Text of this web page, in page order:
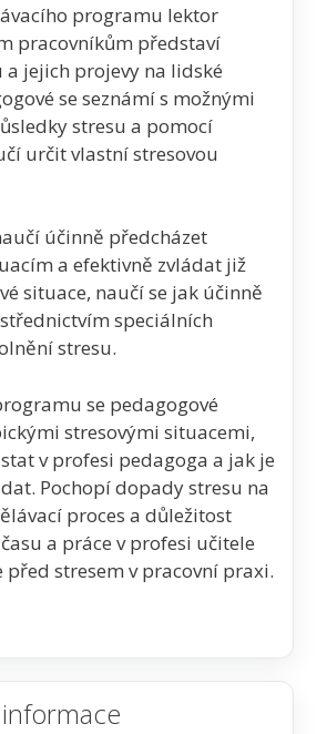
programu lektor
pracovníkům představí
jejich projevy na lidské
se seznámí s možnými
stresu a pomocí
určit vlastní stresovou
účinně předcházet
a efektivně zvládat již
situace, naučí se jak účinně
speciálních
stresu.
se pedagogové
stresovými situacemi,
v profesi pedagoga a jak je
Pochopí dopady stresu na
proces a důležitost
a práce v profesi učitele
před stresem v pracovní praxi.